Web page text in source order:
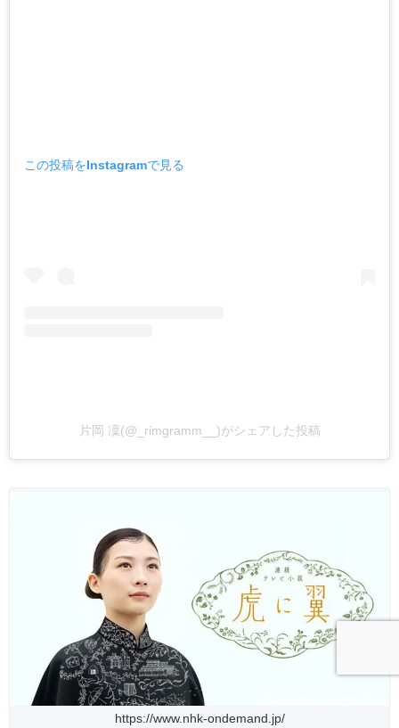
この投稿をInstagramで見る
片岡 凜(@_rimgramm__)がシェアした投稿
https://www.nhk-ondemand.jp/